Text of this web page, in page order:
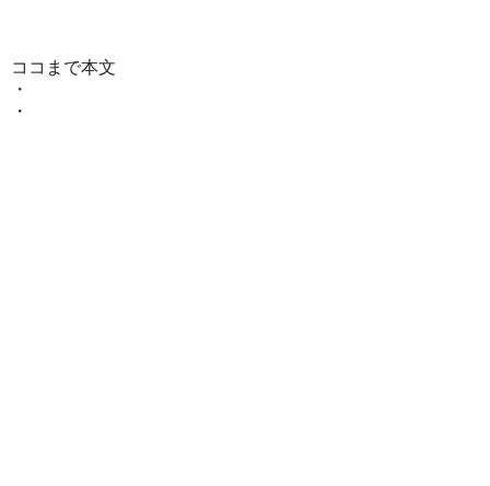
ココまで本文
・
・